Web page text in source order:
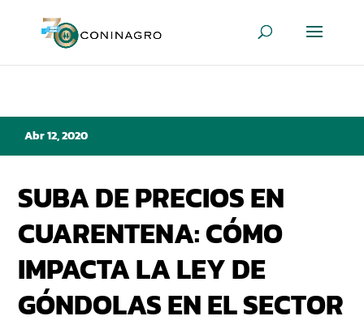
Abr 12, 2020
SUBA DE PRECIOS EN
CUARENTENA: CÓMO
IMPACTA LA LEY DE
GÓNDOLAS EN EL SECTOR